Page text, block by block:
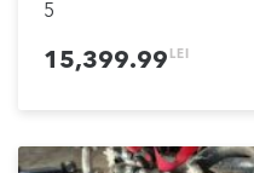
5
15,399.99 LEI